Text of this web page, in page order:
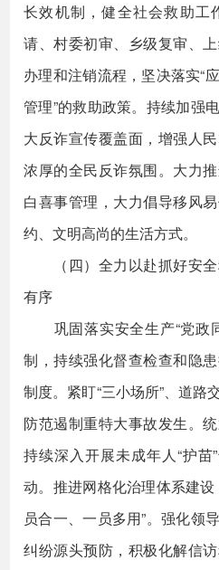
长效机制，健全社会救助工
请、村委初审、乡级复审、
办理和注销流程，坚决落实“
管理”的救助政策。持续加强
大反诈宣传覆盖面，增强人
浓厚的全民反诈氛围。大力
白喜事管理，大力倡导移风
约、文明高尚的生活方式。
（四）全力以赴抓好安全
有序
巩固落实安全生产“党政
制，持续强化督查检查和隐
制度。紧盯“三小场所”、道路
防范遏制重特大事故发生。
持续深入开展未成年人“护苗
动。推进网格化治理体系建
员合一、一员多用”。强化领
纠纷源头预防，积极化解信